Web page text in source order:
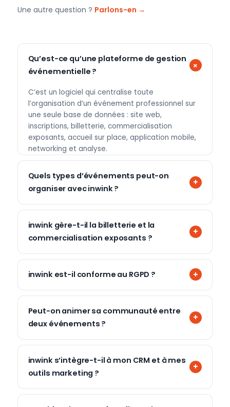
Une autre question ? Parlons-en →
Qu’est-ce qu’une plateforme de gestion
événementielle ?
C’est un logiciel qui centralise toute
l’organisation d’un événement professionnel sur
une seule base de données : site web,
inscriptions, billetterie, commercialisation
exposants, accueil sur place, application mobile,
networking et analyse.
Quels types d’événements peut-on
organiser avec inwink ?
inwink gère-t-il la billetterie et la
commercialisation exposants ?
inwink est-il conforme au RGPD ?
Peut-on animer sa communauté entre
deux événements ?
inwink s’intègre-t-il à mon CRM et à mes
outils marketing ?